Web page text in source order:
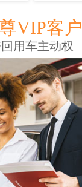
VIP客户
用车主动权